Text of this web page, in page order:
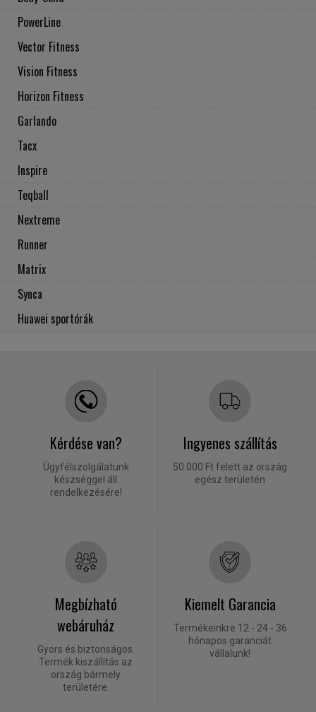
PowerLine
Vector Fitness
Vision Fitness
Horizon Fitness
Garlando
Tacx
Inspire
Teqball
Nextreme
Runner
Matrix
Synca
Huawei sportórák
Kérdése van?
Ügyfélszolgálatunk
készséggel áll
rendelkezésére!
Ingyenes szállítás
50.000 Ft felett az ország
egész területén
Megbízható
webáruház
Gyors és biztonságos.
Termék kiszállítás az
ország bármely
területére.
Kiemelt Garancia
Termékeinkre 12 - 24 - 36
hónapos garanciát
vállalunk!